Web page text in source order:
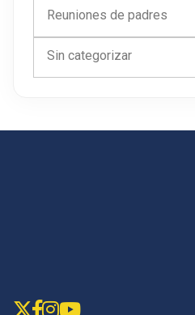
Reuniones de padres
Sin categorizar